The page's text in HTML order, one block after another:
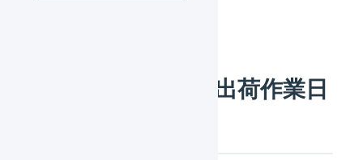
商品ごとに個別に出荷作業日